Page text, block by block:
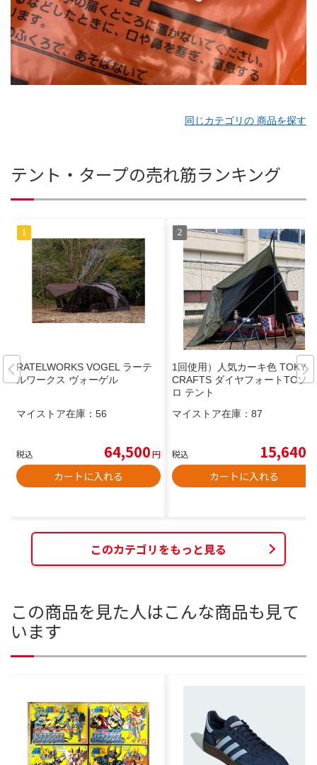
同じカテゴリの 商品を探す
テント・タープの売れ筋ランキング
RATELWORKS VOGEL ラーテ
ルワークス ヴォーゲル
マイストア在庫： 56
税込 64,500円
カートに入れる
1回使用）人気カーキ色 TOKYO
CRAFTS ダイヤフォートTCソ
ロ テント
マイストア在庫： 87
税込 15,640
カートに入れる
このカテゴリをもっと見る
この商品を見た人はこんな商品も見て
います